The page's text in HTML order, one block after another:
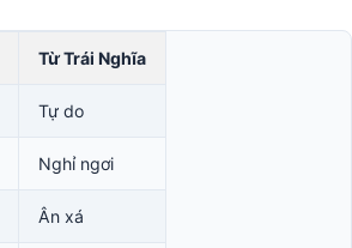
Từ Trái Nghĩa
Tự do
Nghỉ ngơi
Ân xá